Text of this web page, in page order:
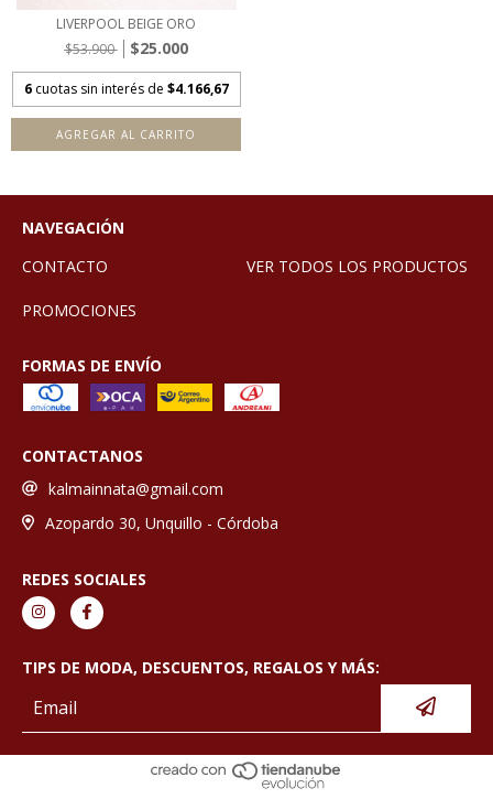
LIVERPOOL BEIGE ORO
$53.900
$25.000
6 cuotas sin interés de $4.166,67
AGREGAR AL CARRITO
NAVEGACIÓN
CONTACTO
VER TODOS LOS PRODUCTOS
PROMOCIONES
FORMAS DE ENVÍO
CONTACTANOS
kalmainnata@gmail.com
Azopardo 30, Unquillo - Córdoba
REDES SOCIALES
TIPS DE MODA, DESCUENTOS, REGALOS Y MÁS: